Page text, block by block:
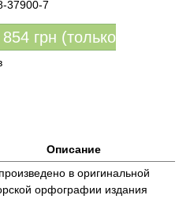
37900-7
854 грн (только
Описание
в оригинальной
орфографии издания